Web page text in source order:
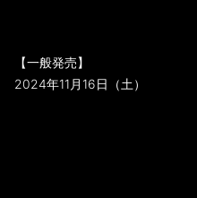
【一般発売】
2024年11月16日（土）